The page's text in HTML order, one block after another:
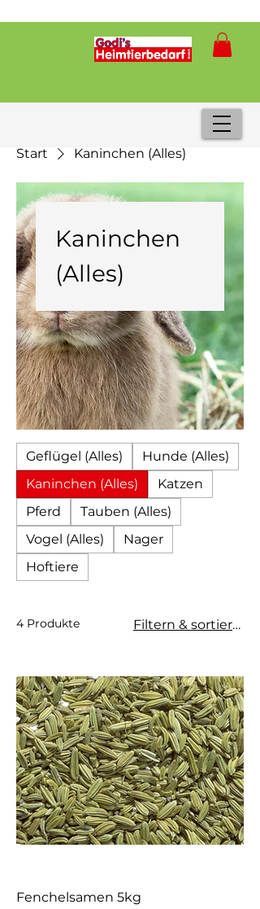
Start Kaninchen (Alles)
Kaninchen
(Alles)
Geflügel (Alles)
Hunde (Alles)
Kaninchen (Alles)
Katzen
Pferd
Tauben (Alles)
Vogel (Alles)
Nager
Hoftiere
4 Produkte Filtern & sortieren
Fenchelsamen 5kg